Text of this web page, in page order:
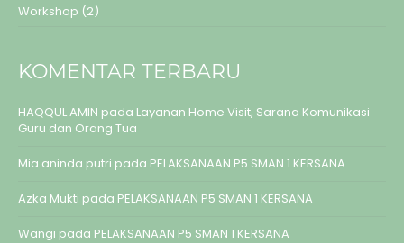
Workshop (2)
KOMENTAR TERBARU
HAQQUL AMIN pada Layanan Home Visit, Sarana Komunikasi
Guru dan Orang Tua
Mia aninda putri pada PELAKSANAAN P5 SMAN 1 KERSANA
Azka Mukti pada PELAKSANAAN P5 SMAN 1 KERSANA
Wangi pada PELAKSANAAN P5 SMAN 1 KERSANA